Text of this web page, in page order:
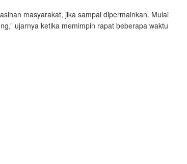
masyarakat, jika sampai dipermainkan. Mulai
ujarnya ketika memimpin rapat beberapa waktu